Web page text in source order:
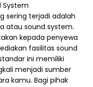
System
sering terjadi adalah
atau sound system.
kepada penyewa
fasilitas sound
ini memiliki
menjadi sumber
kamu. Bagi pihak